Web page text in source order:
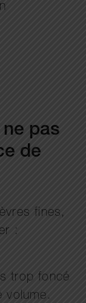
pas
de
fines,
:
trop foncé
volume.